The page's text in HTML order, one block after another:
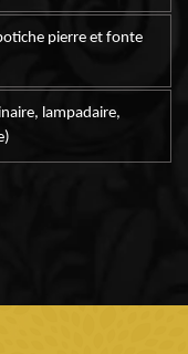
pierre et fonte
lampadaire,